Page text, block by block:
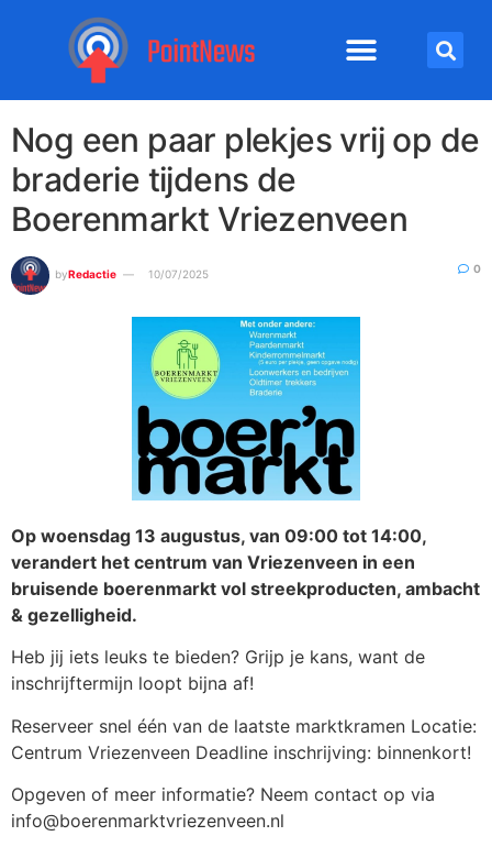
Nog een paar plekjes vrij op de
braderie tijdens de
Boerenmarkt Vriezenveen
byRedactie 10/07/2025 0
Op woensdag 13 augustus, van 09:00 tot 14:00,
verandert het centrum van Vriezenveen in een
bruisende boerenmarkt vol streekproducten, ambacht
& gezelligheid.
Heb jij iets leuks te bieden? Grijp je kans, want de
inschrijftermijn loopt bijna af!
Reserveer snel één van de laatste marktkramen Locatie:
Centrum Vriezenveen Deadline inschrijving: binnenkort!
Opgeven of meer informatie? Neem contact op via
info@boerenmarktvriezenveen.nl